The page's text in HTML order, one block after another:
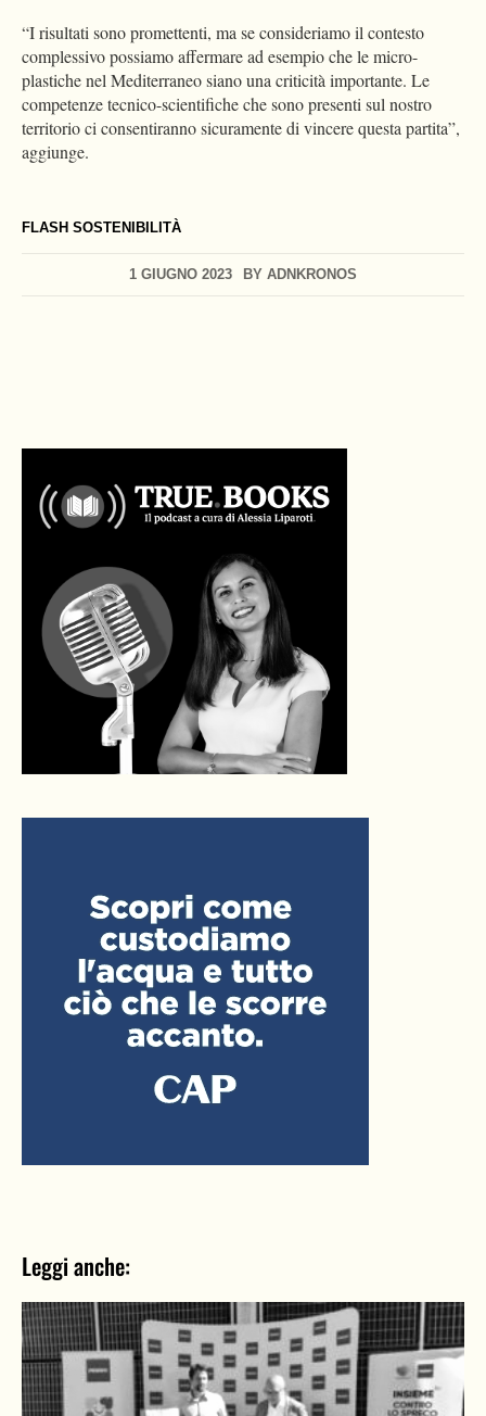
FLASH SOSTENIBILITÀ
1 GIUGNO 2023 BY ADNKRONOS
“I risultati sono promettenti, ma se consideriamo il contesto
complessivo possiamo affermare ad esempio che le micro-
plastiche nel Mediterraneo siano una criticità importante. Le
competenze tecnico-scientifiche che sono presenti sul nostro
territorio ci consentiranno sicuramente di vincere questa partita”,
aggiunge.
Leggi anche: